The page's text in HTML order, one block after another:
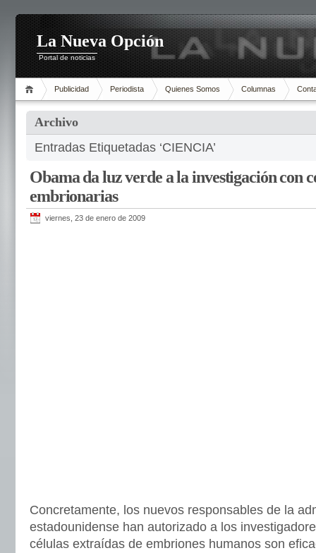
La Nueva Opción
Portal de noticias
Publicidad Periodista Quienes Somos Columnas
Archivo
Entradas Etiquetadas ‘CIENCIA’
Obama da luz verde a la investigación con
embrionarias
viernes, 23 de enero de 2009
Concretamente, los nuevos responsables de la
estadounidense han autorizado a los
células extraídas de embriones humanos son